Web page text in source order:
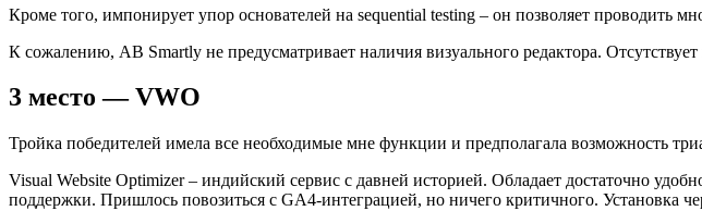
Кроме того, импонирует упор основателей на sequential testing – он позволяет проводить
К сожалению, AB Smartly не предусматривает наличия визуального редактора.
3 место — VWO
Тройка победителей имела все необходимые мне функции и предполагала возможность
Visual Website Optimizer – индийский сервис c давней историей. Обладает достаточно
поддержки. Пришлось повозиться с GA4-интеграцией, но ничего критичного. Установка